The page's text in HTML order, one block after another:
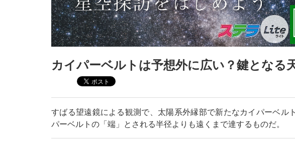
カイパーベルトは予想外に広い？鍵となる
すばる望遠鏡による観測で、太陽系外縁部で新たなカイパーベル
パーベルトの「端」とされる半径よりも遠くまで達するものだ。